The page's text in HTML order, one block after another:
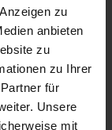
zu
anbieten
zu
zu Ihrer
für
Unsere
mit